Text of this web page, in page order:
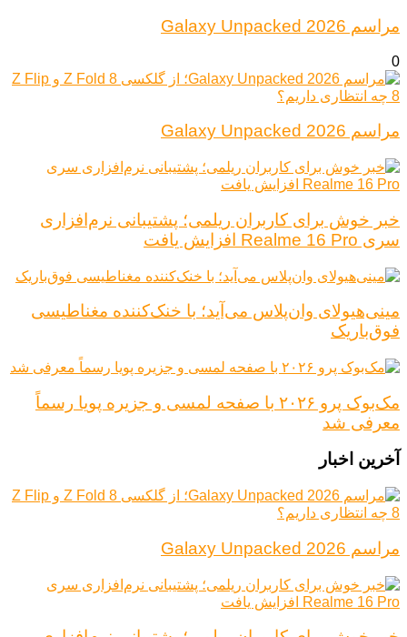
مراسم Galaxy Unpacked 2026
0
مراسم Galaxy Unpacked 2026
خبر خوش برای کاربران ریلمی؛ پشتیبانی نرم‌افزاری
سری Realme 16 Pro افزایش یافت
مینی‌هیولای وان‌پلاس می‌آید؛ با خنک‌کننده مغناطیسی
فوق‌باریک
مک‌بوک پرو ۲۰۲۶ با صفحه لمسی و جزیره پویا رسماً
معرفی شد
آخرین اخبار
مراسم Galaxy Unpacked 2026